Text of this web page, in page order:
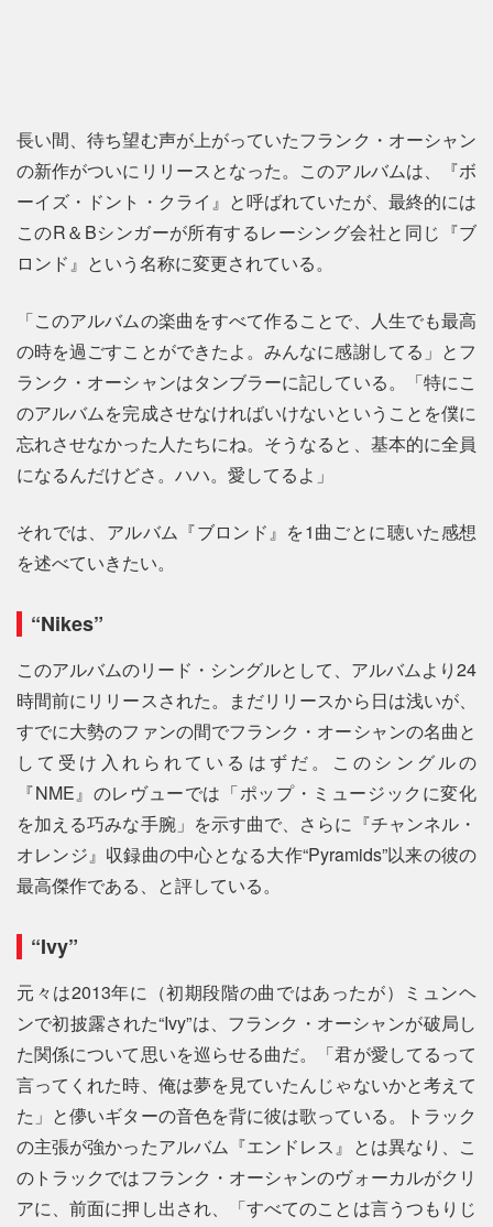
長い間、待ち望む声が上がっていたフランク・オーシャン
の新作がついにリリースとなった。このアルバムは、『ボ
ーイズ・ドント・クライ』と呼ばれていたが、最終的には
このR＆Bシンガーが所有するレーシング会社と同じ『ブ
ロンド』という名称に変更されている。
「このアルバムの楽曲をすべて作ることで、人生でも最高
の時を過ごすことができたよ。みんなに感謝してる」とフ
ランク・オーシャンはタンブラーに記している。「特にこ
のアルバムを完成させなければいけないということを僕に
忘れさせなかった人たちにね。そうなると、基本的に全員
になるんだけどさ。ハハ。愛してるよ」
それでは、アルバム『ブロンド』を1曲ごとに聴いた感想
を述べていきたい。
“Nikes”
このアルバムのリード・シングルとして、アルバムより24
時間前にリリースされた。まだリリースから日は浅いが、
すでに大勢のファンの間でフランク・オーシャンの名曲と
して受け入れられているはずだ。このシングルの
『NME』のレヴューでは「ポップ・ミュージックに変化
を加える巧みな手腕」を示す曲で、さらに『チャンネル・
オレンジ』収録曲の中心となる大作“Pyramids”以来の彼の
最高傑作である、と評している。
“Ivy”
元々は2013年に（初期段階の曲ではあったが）ミュンヘ
ンで初披露された“Ivy”は、フランク・オーシャンが破局し
た関係について思いを巡らせる曲だ。「君が愛してるって
言ってくれた時、俺は夢を見ていたんじゃないかと考えて
た」と儚いギターの音色を背に彼は歌っている。トラック
の主張が強かったアルバム『エンドレス』とは異なり、こ
のトラックではフランク・オーシャンのヴォーカルがクリ
アに、前面に押し出され、「すべてのことは言うつもりじ